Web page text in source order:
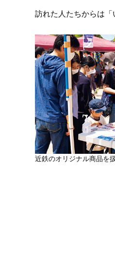
訪れた人たちからは
近鉄のオリジナル商品を